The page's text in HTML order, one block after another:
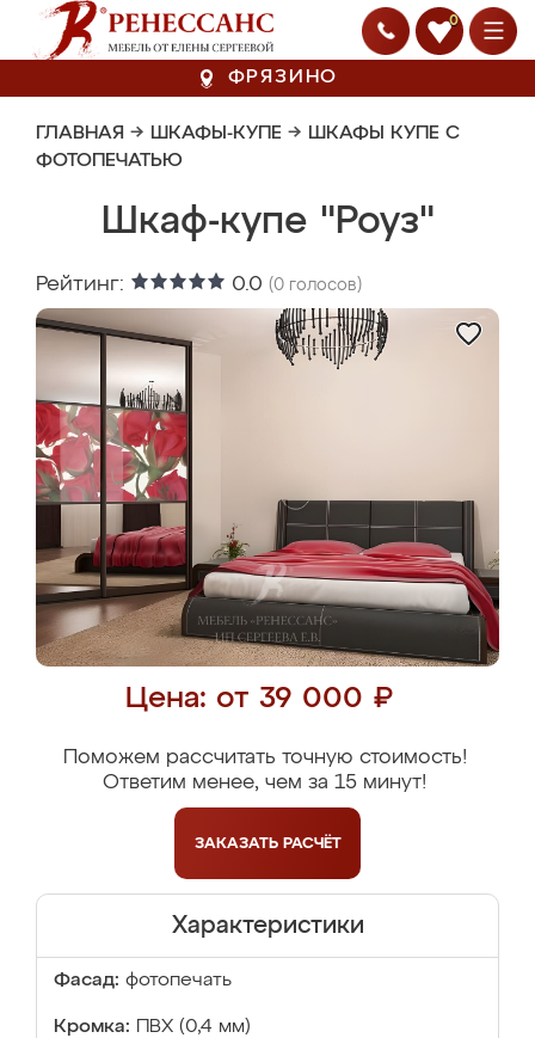
0
ФРЯЗИНО
ГЛАВНАЯ → ШКАФЫ-КУПЕ → ШКАФЫ КУПЕ С
ФОТОПЕЧАТЬЮ
Шкаф-купе "Роуз"
Рейтинг: 0.0 (0 голосов)
Цена: от 39 000 ₽
Поможем рассчитать точную стоимость!
Ответим менее, чем за 15 минут!
ЗАКАЗАТЬ РАСЧЁТ
Характеристики
Фасад: фотопечать
Кромка: ПВХ (0,4 мм)